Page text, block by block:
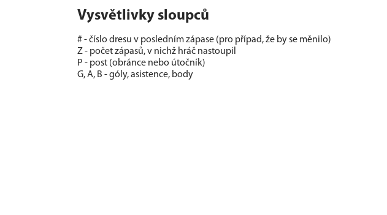
Vysvětlivky sloupců
# - číslo dresu v posledním zápase (pro případ, že by se měnilo)
Z - počet zápasů, v nichž hráč nastoupil
P - post (obránce nebo útočník)
G, A, B - góly, asistence, body